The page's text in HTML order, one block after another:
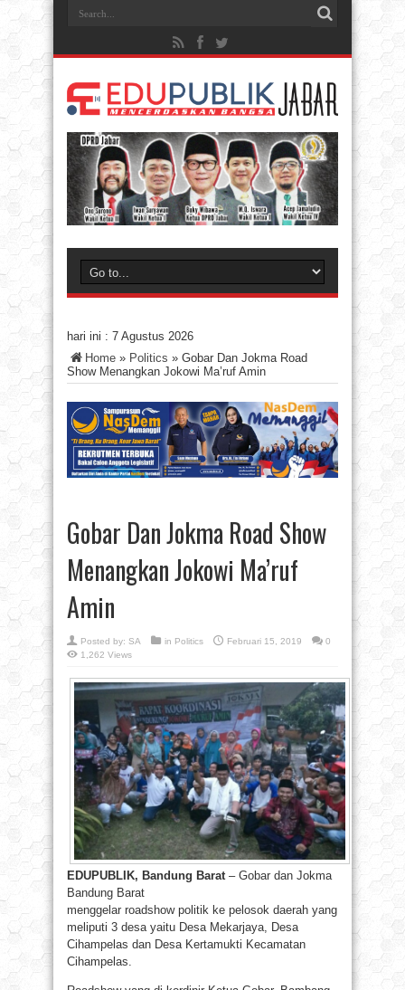
hari ini : 7 Agustus 2026
Home » Politics » Gobar Dan Jokma Road
Show Menangkan Jokowi Ma’ruf Amin
Gobar Dan Jokma Road Show
Menangkan Jokowi Ma’ruf
Amin
Posted by: SA in Politics Februari 15, 2019
0
1,262 Views
EDUPUBLIK, Bandung Barat – Gobar dan Jokma
Bandung Barat
menggelar roadshow politik ke pelosok daerah yang
meliputi 3 desa yaitu Desa Mekarjaya, Desa
Cihampelas dan Desa Kertamukti Kecamatan
Cihampelas.